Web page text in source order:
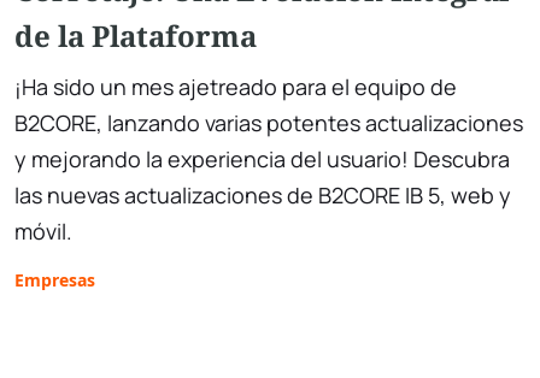
de la Plataforma
¡Ha sido un mes ajetreado para el equipo de
B2CORE, lanzando varias potentes actualizaciones
y mejorando la experiencia del usuario! Descubra
las nuevas actualizaciones de B2CORE IB 5, web y
móvil.
Empresas